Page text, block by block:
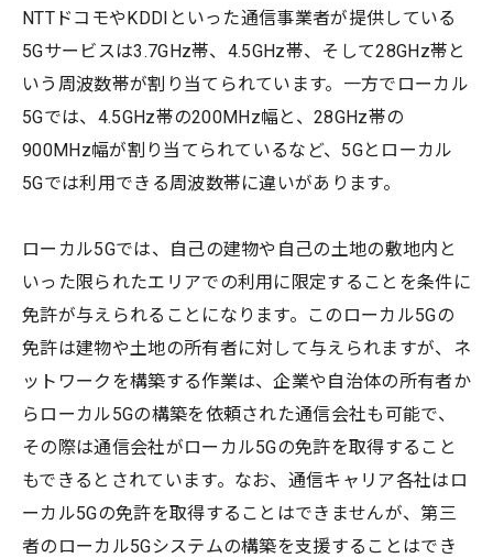
NTTドコモやKDDIといった通信事業者が提供している
5Gサービスは3.7GHz帯、4.5GHz帯、そして28GHz帯と
いう周波数帯が割り当てられています。一方でローカル
5Gでは、4.5GHz帯の200MHz幅と、28GHz帯の
900MHz幅が割り当てられているなど、5Gとローカル
5Gでは利用できる周波数帯に違いがあります。
ローカル5Gでは、自己の建物や自己の土地の敷地内と
いった限られたエリアでの利用に限定することを条件に
免許が与えられることになります。このローカル5Gの
免許は建物や土地の所有者に対して与えられますが、ネ
ットワークを構築する作業は、企業や自治体の所有者か
らローカル5Gの構築を依頼された通信会社も可能で、
その際は通信会社がローカル5Gの免許を取得すること
もできるとされています。なお、通信キャリア各社はロ
ーカル5Gの免許を取得することはできませんが、第三
者のローカル5Gシステムの構築を支援することはでき